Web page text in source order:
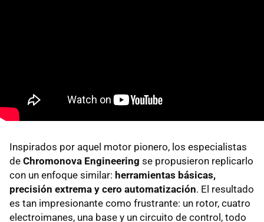
Inspirados por aquel motor pionero, los especialistas
de Chromonova Engineering se propusieron replicarlo
con un enfoque similar: herramientas básicas,
precisión extrema y cero automatización. El resultado
es tan impresionante como frustrante: un rotor, cuatro
electroimanes, una base y un circuito de control, todo